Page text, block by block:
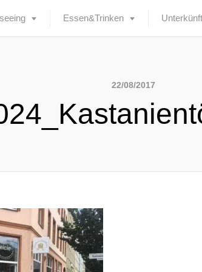
Essen&Trinken
22/08/2017